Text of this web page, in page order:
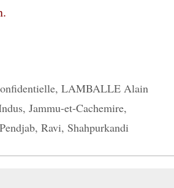
, LAMBALLE Alain
, Jammu-et-Cachemire,
Pendjab, Ravi, Shahpurkandi